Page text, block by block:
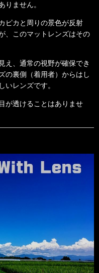
りません。
ピカと周りの景色が反射
、このマットレンズはその
え、通常の視野が確保でき
の裏側（着用者）からはし
レンズです。
が透けることはありませ